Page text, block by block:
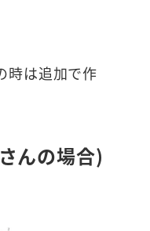
時は追加で作
んの場合)